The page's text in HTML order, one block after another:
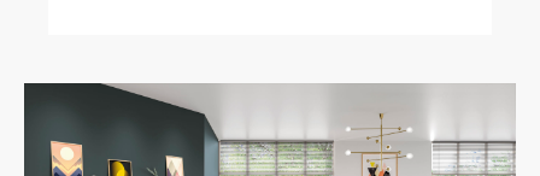
la confiance dans l’économie numérique.
11. LEXIQUE.